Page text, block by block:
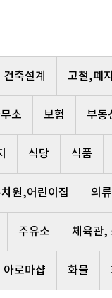
건축설계 고철,폐지
소 보험 부동
식당 식품
원,어린이집 의
주유소 체육관,
아로마샵 화물